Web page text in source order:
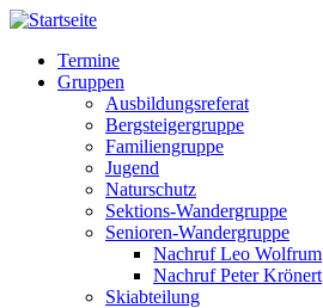
Direkt
Inhalt
Hauptnavigation
Termine
Gruppen
Ausbildungsreferat
Bergsteigergruppe
Familiengruppe
Jugend
Naturschutz
Sektions-Wandergruppe
Senioren-Wandergruppe
Nachruf Leo Wolfrum
Nachruf Peter Krönert
Skiabteilung